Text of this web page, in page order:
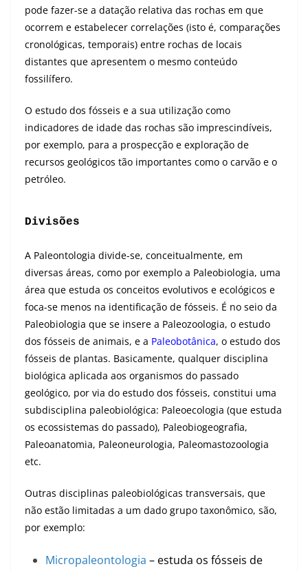
pode fazer-se a datação relativa das rochas em que
ocorrem e estabelecer correlações (isto é, comparações
cronológicas, temporais) entre rochas de locais
distantes que apresentem o mesmo conteúdo
fossilífero.
O estudo dos fósseis e a sua utilização como
indicadores de idade das rochas são imprescindíveis,
por exemplo, para a prospecção e exploração de
recursos geológicos tão importantes como o carvão e o
petróleo.
Divisões
A Paleontologia divide-se, conceitualmente, em
diversas áreas, como por exemplo a Paleobiologia, uma
área que estuda os conceitos evolutivos e ecológicos e
foca-se menos na identificação de fósseis. É no seio da
Paleobiologia que se insere a Paleozoologia, o estudo
dos fósseis de animais, e a Paleobotânica, o estudo dos
fósseis de plantas. Basicamente, qualquer disciplina
biológica aplicada aos organismos do passado
geológico, por via do estudo dos fósseis, constitui uma
subdisciplina paleobiológica: Paleoecologia (que estuda
os ecossistemas do passado), Paleobiogeografia,
Paleoanatomia, Paleoneurologia, Paleomastozoologia
etc.
Outras disciplinas paleobiológicas transversais, que
não estão limitadas a um dado grupo taxonômico, são,
por exemplo:
Micropaleontologia – estuda os fósseis de